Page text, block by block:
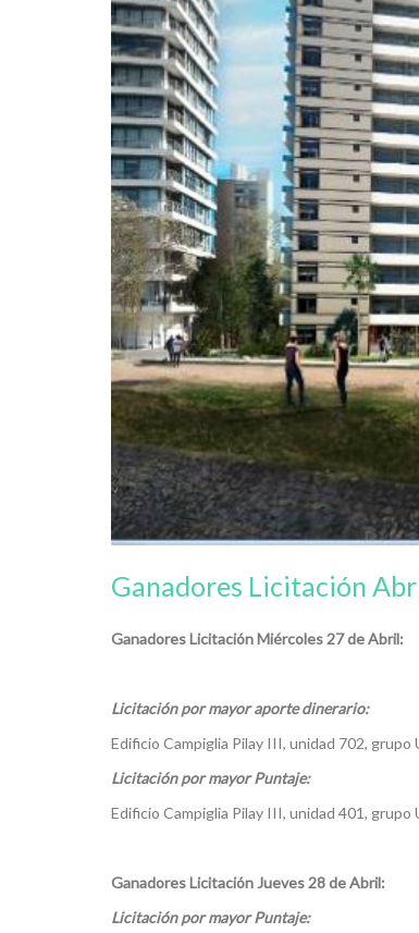
Ganadores Licitación
Ganadores Licitación Miércoles 27 de Abril:
Licitación por mayor aporte dinerario:
Edificio Campiglia Pilay III, unidad 702,
Licitación por mayor Puntaje:
Edificio Campiglia Pilay III, unidad 401,
Ganadores Licitación Jueves 28 de Abril:
Licitación por mayor Puntaje: